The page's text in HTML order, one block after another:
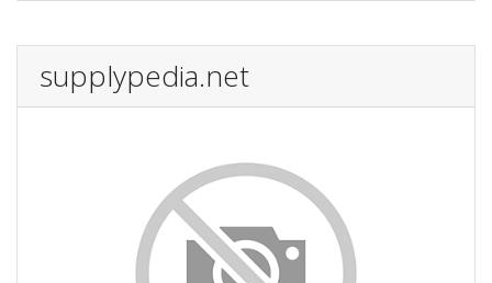
supplypedia.net